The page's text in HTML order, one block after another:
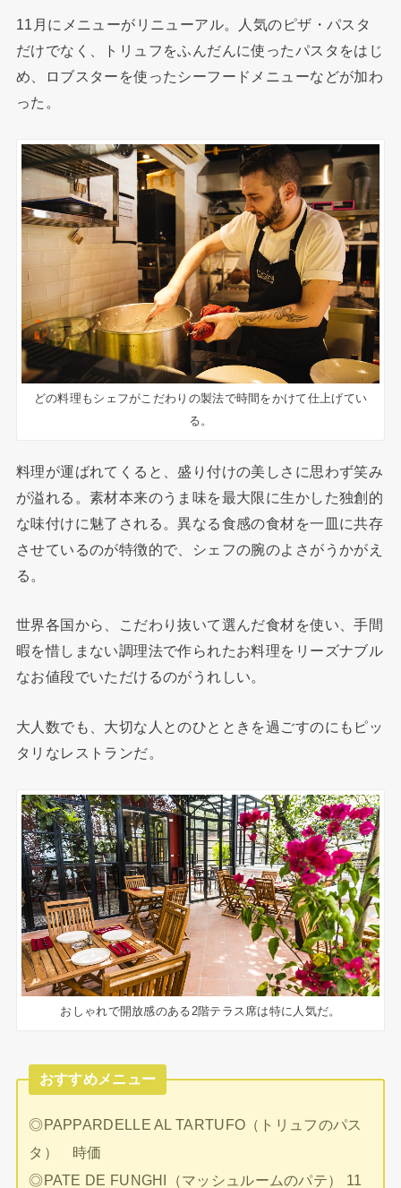
11月にメニューがリニューアル。人気のピザ・パスタ
だけでなく、トリュフをふんだんに使ったパスタをはじ
め、ロブスターを使ったシーフードメニューなどが加わ
った。
どの料理もシェフがこだわりの製法で時間をかけて仕上げてい
る。
料理が運ばれてくると、盛り付けの美しさに思わず笑み
が溢れる。素材本来のうま味を最大限に生かした独創的
な味付けに魅了される。異なる食感の食材を一皿に共存
させているのが特徴的で、シェフの腕のよさがうかがえ
る。
世界各国から、こだわり抜いて選んだ食材を使い、手間
暇を惜しまない調理法で作られたお料理をリーズナブル
なお値段でいただけるのがうれしい。
大人数でも、大切な人とのひとときを過ごすのにもピッ
タリなレストランだ。
おしゃれで開放感のある2階テラス席は特に人気だ。
おすすめメニュー
◎PAPPARDELLE AL TARTUFO（トリュフのパス
タ） 時価
◎PATE DE FUNGHI（マッシュルームのパテ） 11